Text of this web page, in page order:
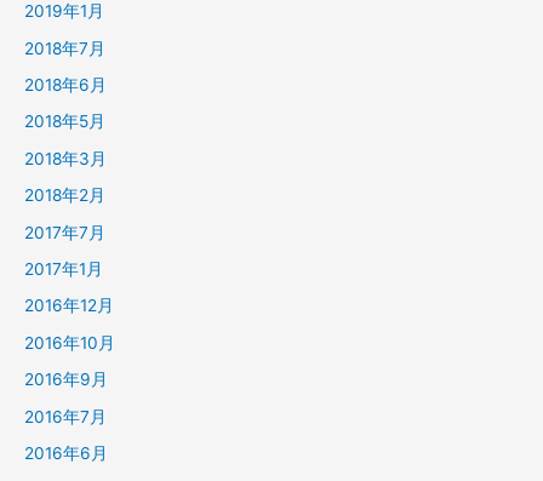
2019年1月
2018年7月
2018年6月
2018年5月
2018年3月
2018年2月
2017年7月
2017年1月
2016年12月
2016年10月
2016年9月
2016年7月
2016年6月